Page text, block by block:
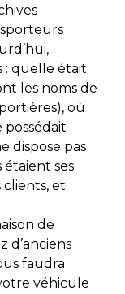
: quelle était
les noms de
où
possédait
dispose pas
étaient ses
clients, et
de
d’anciens
faudra
véhicule